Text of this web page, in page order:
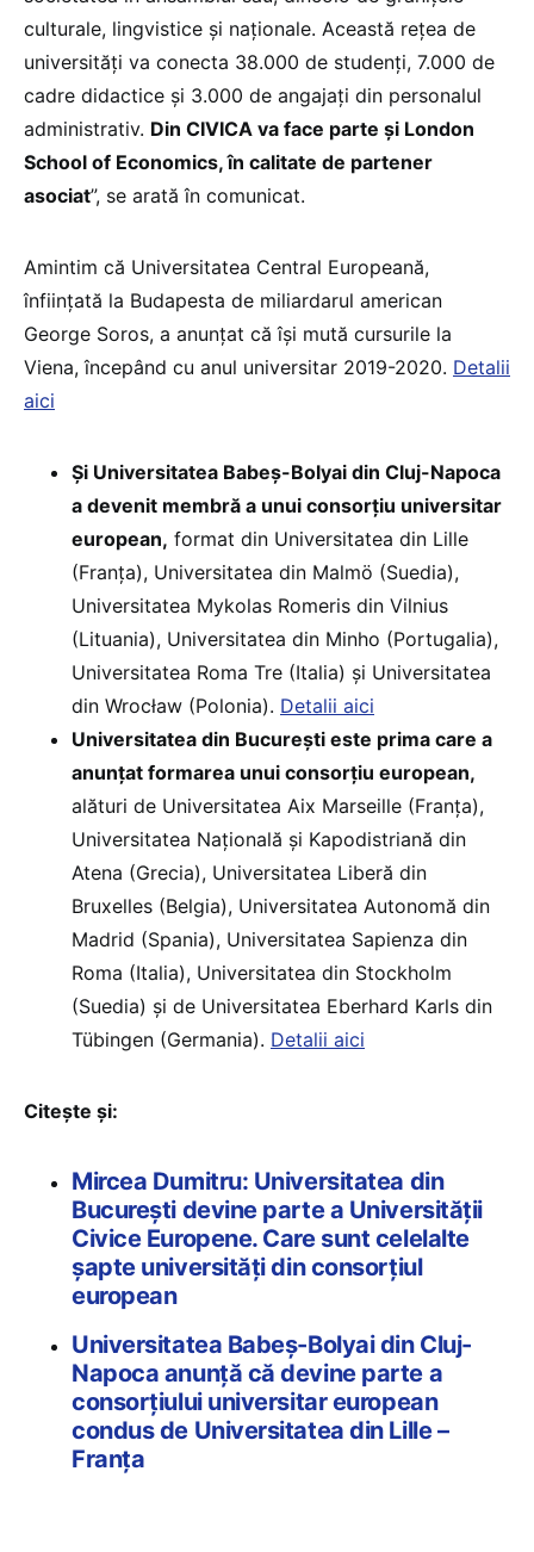
culturale, lingvistice și naționale. Această rețea de
universități va conecta 38.000 de studenți, 7.000 de
cadre didactice și 3.000 de angajați din personalul
administrativ. Din CIVICA va face parte și London
School of Economics, în calitate de partener
asociat”, se arată în comunicat.
Amintim că Universitatea Central Europeană,
înființată la Budapesta de miliardarul american
George Soros, a anunțat că își mută cursurile la
Viena, începând cu anul universitar 2019-2020. Detalii
aici
Și Universitatea Babeș-Bolyai din Cluj-Napoca
a devenit membră a unui consorțiu universitar
european, format din Universitatea din Lille
(Franța), Universitatea din Malmö (Suedia),
Universitatea Mykolas Romeris din Vilnius
(Lituania), Universitatea din Minho (Portugalia),
Universitatea Roma Tre (Italia) și Universitatea
din Wrocław (Polonia). Detalii aici
Universitatea din București este prima care a
anunțat formarea unui consorțiu european,
alături de Universitatea Aix Marseille (Franța),
Universitatea Națională și Kapodistriană din
Atena (Grecia), Universitatea Liberă din
Bruxelles (Belgia), Universitatea Autonomă din
Madrid (Spania), Universitatea Sapienza din
Roma (Italia), Universitatea din Stockholm
(Suedia) și de Universitatea Eberhard Karls din
Tübingen (Germania). Detalii aici
Citește și:
Mircea Dumitru: Universitatea din
București devine parte a Universității
Civice Europene. Care sunt celelalte
șapte universități din consorțiul
european
Universitatea Babeș-Bolyai din Cluj-
Napoca anunță că devine parte a
consorțiului universitar european
condus de Universitatea din Lille –
Franța